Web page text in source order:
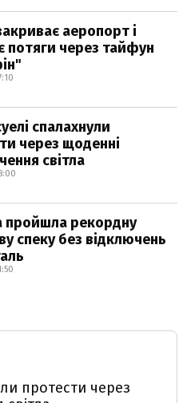
аеропорт і
потяги через тайфун
спалахнули
через щоденні
світла
пройшла рекордну
спеку без відключень
протести через